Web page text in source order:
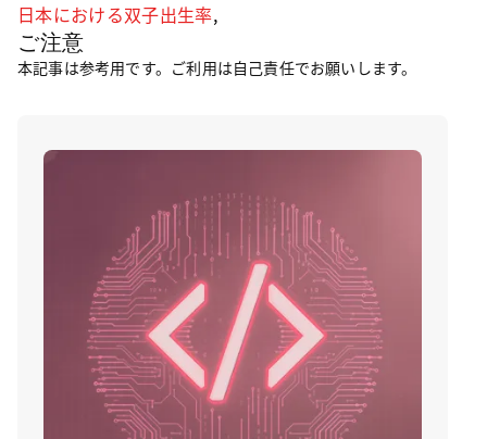
日本における双子出生率,
ご注意
本記事は参考用です。ご利用は自己責任でお願いします。